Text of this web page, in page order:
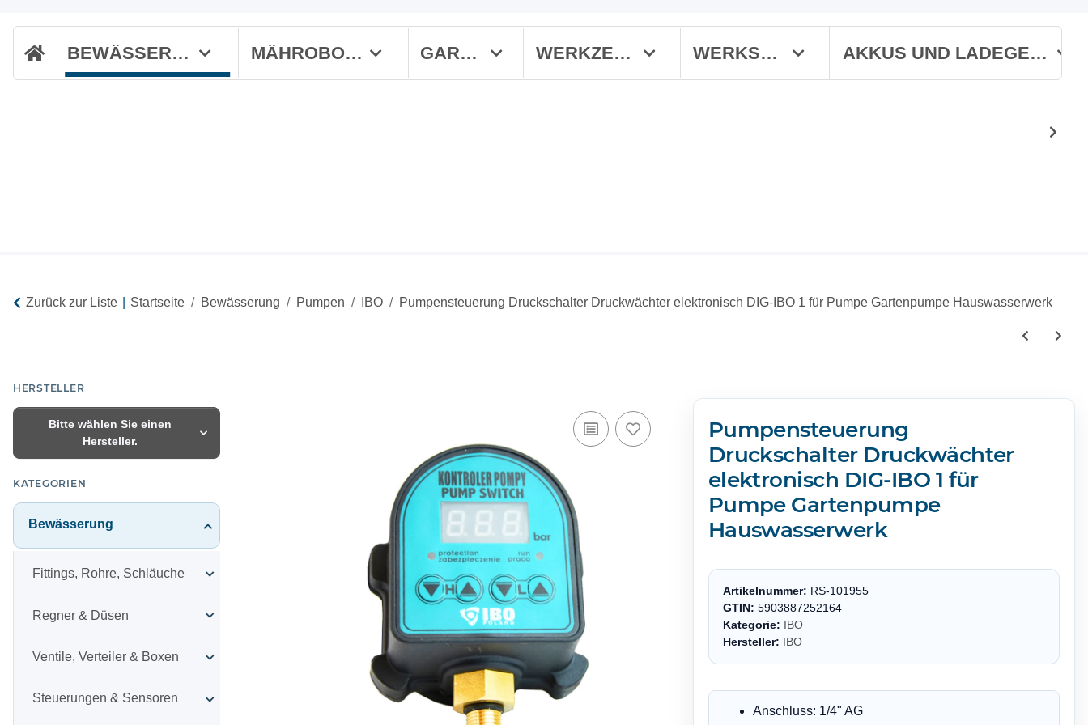
BEWÄSSERUNG MÄHROBOTER GARTEN WERKZEUGE WERKSTATT AKKUS UND LADEGERÄTE
Zurück zur Liste Startseite Bewässerung Pumpen IBO Pumpensteuerung Druckschalter Druckwächter elektronisch DIG-IBO 1 für Pumpe Gartenpumpe Hauswasserwerk
Pumpensteuerung
Druckschalter Druckwächter
elektronisch DIG-IBO 1 für
Pumpe Gartenpumpe
Hauswasserwerk
Artikelnummer: RS-101955
GTIN: 5903887252164
Kategorie: IBO
Hersteller: IBO
Anschluss: 1/4" AG
HERSTELLER
Bitte wählen Sie einen
Hersteller.
KATEGORIEN
Bewässerung
Fittings, Rohre, Schläuche
Regner & Düsen
Ventile, Verteiler & Boxen
Steuerungen & Sensoren